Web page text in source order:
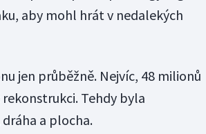
aby mohl hrát v nedalekých
jen průběžně. Nejvíc, 48 milionů
Tehdy byla
a plocha.